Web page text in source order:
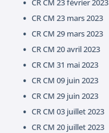
CR CM 23 février 2023
CR CM 23 mars 2023
CR CM 29 mars 2023
CR CM 20 avril 2023
CR CM 31 mai 2023
CR CM 09 juin 2023
CR CM 29 juin 2023
CR CM 03 juillet 2023
CR CM 20 juillet 2023